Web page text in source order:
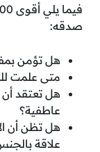
صدقه:
هل تؤمن
متى علمت
هل تعتقد أن
عاطفية؟
هل تظن أن
علاقة